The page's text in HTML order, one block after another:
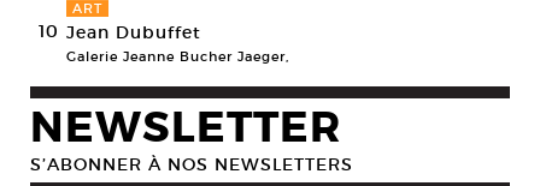
10
ART
Jean Dubuffet
Galerie Jeanne Bucher Jaeger,
NEWSLETTER
S’ABONNER À NOS NEWSLETTERS